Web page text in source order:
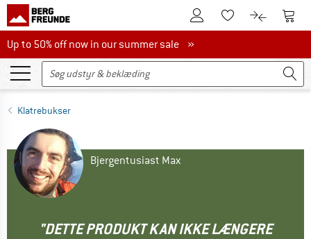
Til kundekontoenTil huskesedlen.
Til Til
Up to 50% off now in our summer sale
Up to 50% off now in our summer sale »
Klatrebukser
Bjergentusiast Max
"DETTE PRODUKT KAN IKKE LÆNGERE